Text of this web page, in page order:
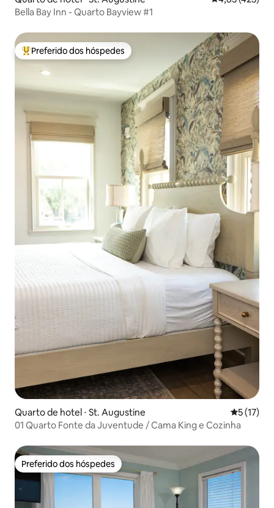
Bella Bay Inn - Quarto Bayview #1
Entre os melhores preferidos dos hóspedes
Preferido dos hóspedes
Quarto de hotel ⋅ St. Augustine 5 de uma
5 (17)
01 Quarto Fonte da Juventude / Cama King e Cozinha
Preferido dos hóspedes
Preferido dos hóspedes